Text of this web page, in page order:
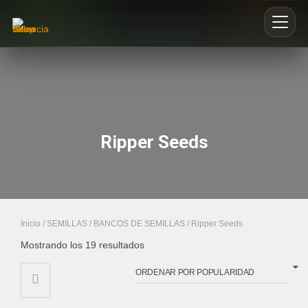
Ripper Seeds
Inicio / SEMILLAS / BANCOS DE SEMILLAS / Ripper Seeds
Mostrando los 19 resultados